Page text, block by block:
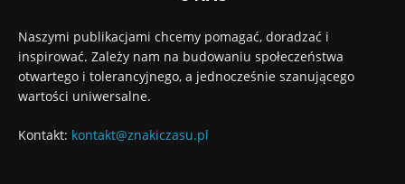
Naszymi publikacjami chcemy pomagać, doradzać i
inspirować. Zależy nam na budowaniu społeczeństwa
otwartego i tolerancyjnego, a jednocześnie szanującego
wartości uniwersalne.
Kontakt: kontakt@znakiczasu.pl